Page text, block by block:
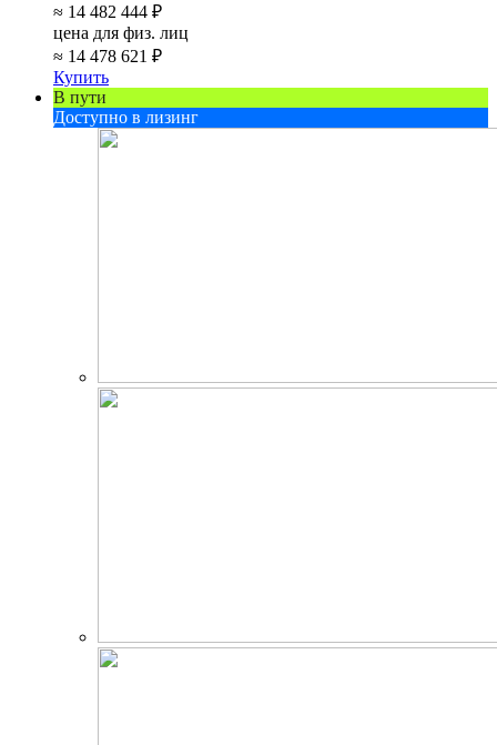
≈ 14 482 444 ₽
цена для физ. лиц
≈ 14 478 621 ₽
Купить
В пути
Доступно в лизинг